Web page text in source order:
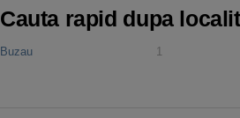
Cauta rapid dupa
Buzau 1